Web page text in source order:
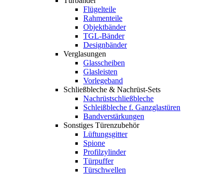
Flügelteile
Rahmenteile
Objektbänder
TGL-Bänder
Designbänder
Verglasungen
Glasscheiben
Glasleisten
Vorlegeband
Schließbleche & Nachrüst-Sets
Nachrüstschließbleche
Schleißbleche f. Ganzglastüren
Bandverstärkungen
Sonstiges Türenzubehör
Lüftungsgitter
Spione
Profilzylinder
Türpuffer
Türschwellen